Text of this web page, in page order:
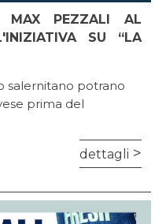
MAX PEZZALI AL
SU “LA
salernitano potrano
prima del
dettagli